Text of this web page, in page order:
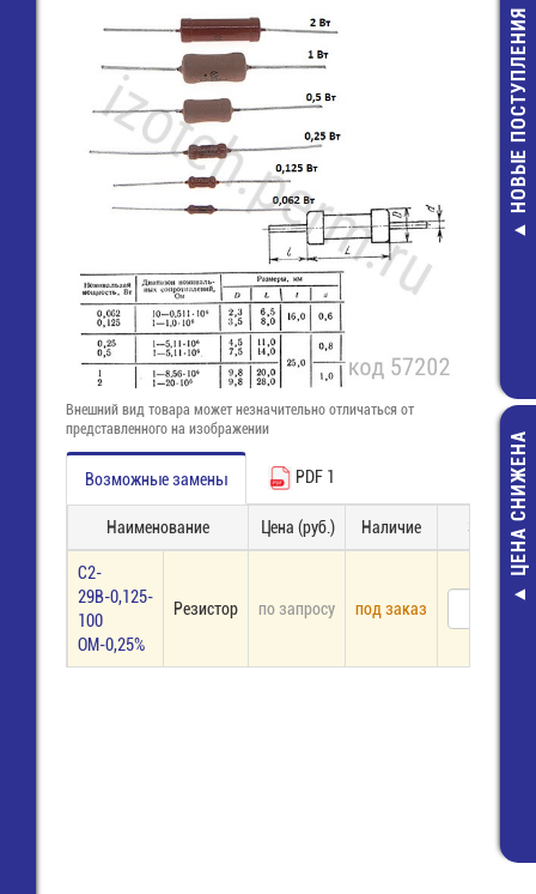
CF-1/4W-
КОМ-5%
2,00 руб.
НОВЫЕ ПОСТУПЛЕНИЯ
ЦЕНА СНИЖЕНА
Внешний вид товара может незначительно отличаться от
представленного на изображении
Возможные замены PDF 1
Наименование Цена (руб.) Наличие Заказ
С2-
29В-0,125-
100
ОМ-0,25%
Резистор по запросу под заказ